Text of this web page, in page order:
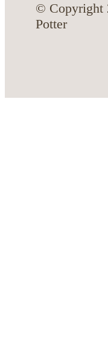
© Copyright
Potter